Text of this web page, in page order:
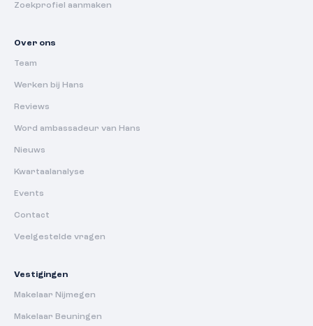
Zoekprofiel aanmaken
Over ons
Team
Werken bij Hans
Reviews
Word ambassadeur van Hans
Nieuws
Kwartaalanalyse
Events
Contact
Veelgestelde vragen
Vestigingen
Makelaar Nijmegen
Makelaar Beuningen